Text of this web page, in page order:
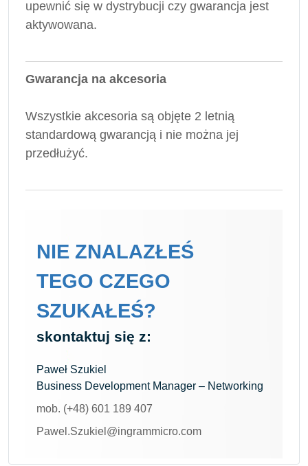
upewnić się w dystrybucji czy gwarancja jest
aktywowana.
Gwarancja na akcesoria
Wszystkie akcesoria są objęte 2 letnią
standardową gwarancją i nie można jej
przedłużyć.
NIE ZNALAZŁEŚ
TEGO CZEGO
SZUKAŁEŚ?
skontaktuj się z:
Paweł Szukiel
Business Development Manager – Networking
mob. (+48) 601 189 407
Pawel.Szukiel@ingrammicro.com